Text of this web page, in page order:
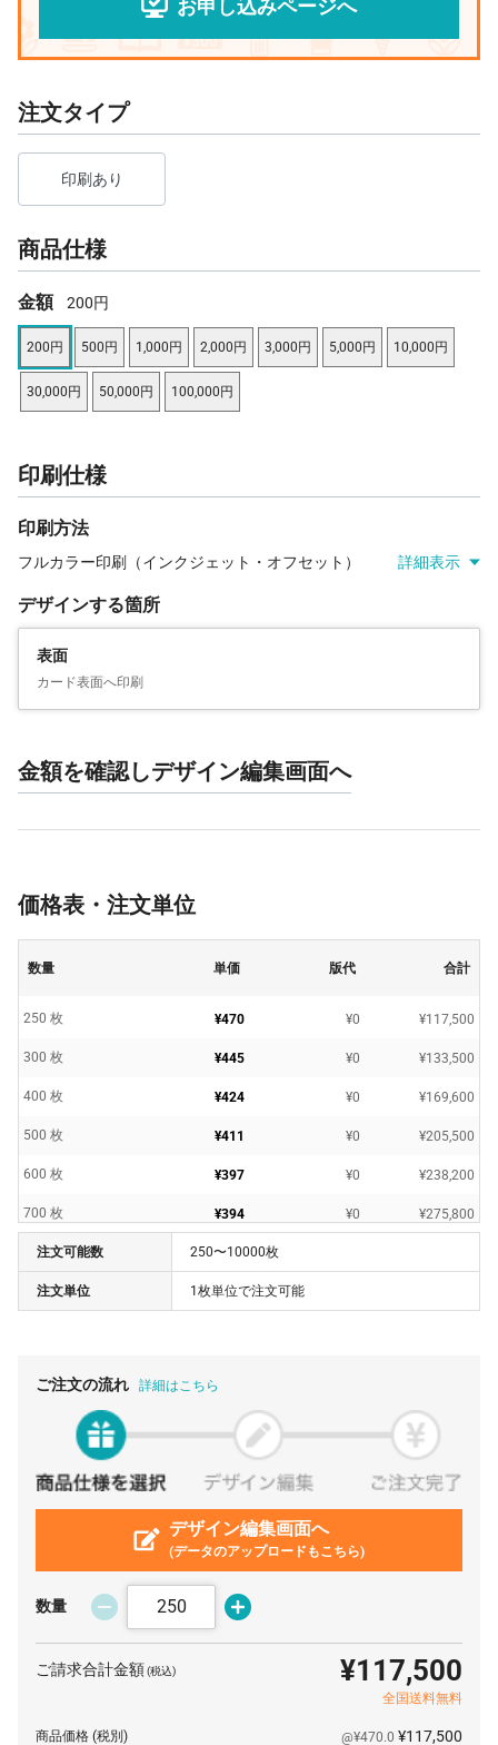
お申し込みページへ
注文タイプ
印刷あり
商品仕様
金額 200円
200円 500円 1,000円 2,000円 3,000円 5,000円 10,000円
30,000円 50,000円 100,000円
印刷仕様
印刷方法
フルカラー印刷（インクジェット・オフセット） 詳細表示
デザインする箇所
表面
カード表面へ印刷
金額を確認しデザイン編集画面へ
価格表・注文単位
数量 単価 版代 合計
250 枚 ¥470 ¥0 ¥117,500
300 枚 ¥445 ¥0 ¥133,500
400 枚 ¥424 ¥0 ¥169,600
500 枚 ¥411 ¥0 ¥205,500
600 枚 ¥397 ¥0 ¥238,200
700 枚 ¥394 ¥0 ¥275,800
800 枚 ¥389
900 枚 ¥381
¥1,059,000
¥351 ¥1,755,000
注文可能数 250〜10000枚
注文単位 1枚単位で注文可能
ご注文の流れ 詳細はこちら
デザイン編集画面へ
(データのアップロードもこちら)
数量
ご請求合計金額(税込) ¥117,500
全国送料無料
商品価格 (税別) @¥470.0 ¥117,500